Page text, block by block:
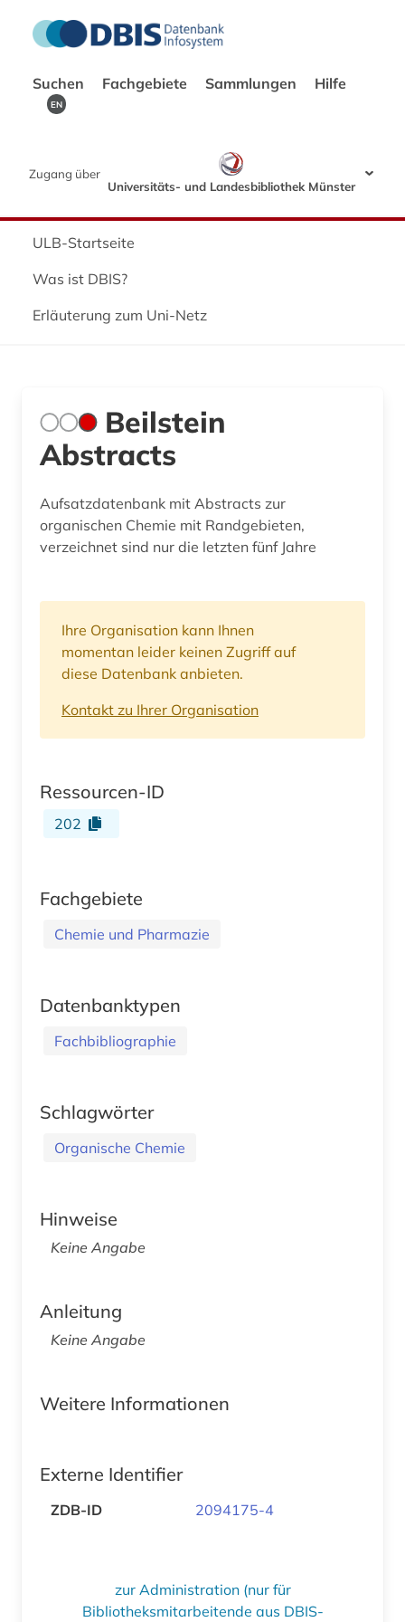
Suchen Fachgebiete Sammlungen Hilfe
EN
Zugang über
Universitäts- und Landesbibliothek Münster
ULB-Startseite
Was ist DBIS?
Erläuterung zum Uni-Netz
Beilstein
Abstracts
Aufsatzdatenbank mit Abstracts zur
organischen Chemie mit Randgebieten,
verzeichnet sind nur die letzten fünf Jahre
Ihre Organisation kann Ihnen
momentan leider keinen Zugriff auf
diese Datenbank anbieten.
Kontakt zu Ihrer Organisation
Ressourcen-ID
202
Fachgebiete
Chemie und Pharmazie
Datenbanktypen
Fachbibliographie
Schlagwörter
Organische Chemie
Hinweise
Keine Angabe
Anleitung
Keine Angabe
Weitere Informationen
Externe Identifier
ZDB-ID 2094175-4
zur Administration (nur für
Bibliotheksmitarbeitende aus DBIS-